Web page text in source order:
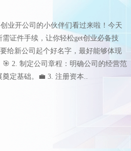
业开公司的小伙伴们看过来啦！今天
证件手续，让你轻松get创业必备技
给新公司起个好名字，最好能够体现
2. 制定公司章程：明确公司的经营范
定基础。💼 3. 注册资本..